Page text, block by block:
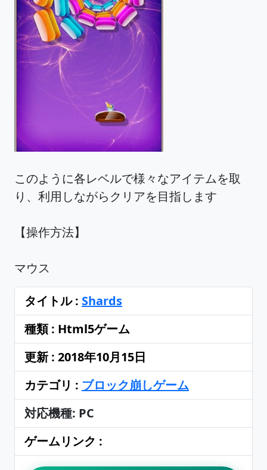
このように各レベルで様々なアイテムを取
り、利用しながらクリアを目指します
【操作方法】
マウス
タイトル : Shards
種類 : Html5ゲーム
更新 : 2018年10月15日
カテゴリ : ブロック崩しゲーム
対応機種: PC
ゲームリンク :